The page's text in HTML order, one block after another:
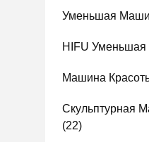
Уменьшая
HIFU
Машина
Скульптурная
(22)